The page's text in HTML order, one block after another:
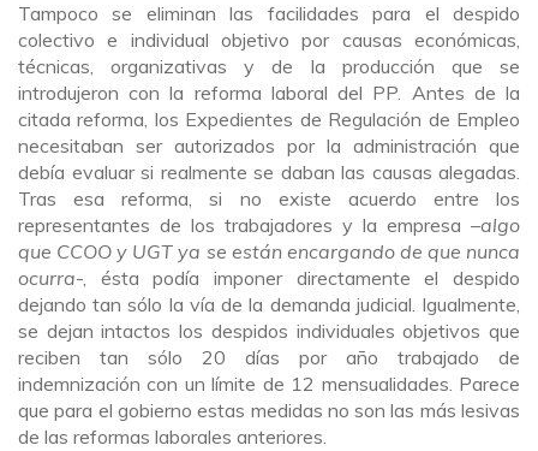
Tampoco se eliminan las facilidades para el despido
colectivo e individual objetivo por causas económicas,
técnicas, organizativas y de la producción que se
introdujeron con la reforma laboral del PP. Antes de la
citada reforma, los Expedientes de Regulación de Empleo
necesitaban ser autorizados por la administración que
debía evaluar si realmente se daban las causas alegadas.
Tras esa reforma, si no existe acuerdo entre los
representantes de los trabajadores y la empresa –algo
que CCOO y UGT ya se están encargando de que nunca
ocurra-, ésta podía imponer directamente el despido
dejando tan sólo la vía de la demanda judicial. Igualmente,
se dejan intactos los despidos individuales objetivos que
reciben tan sólo 20 días por año trabajado de
indemnización con un límite de 12 mensualidades. Parece
que para el gobierno estas medidas no son las más lesivas
de las reformas laborales anteriores.